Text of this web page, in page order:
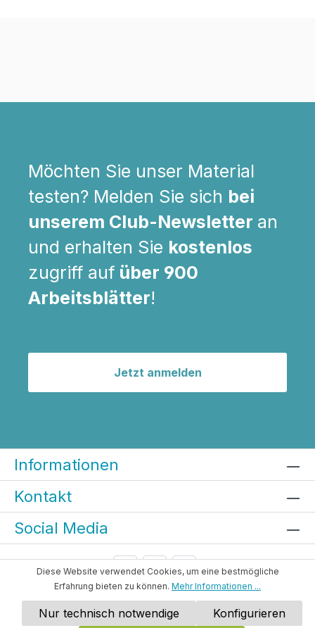
Möchten Sie unser Material
testen? Melden Sie sich bei
unserem Club-Newsletter an
und erhalten Sie kostenlos
zugriff auf über 900
Arbeitsblätter!
Jetzt anmelden
Informationen
Kontakt
Social Media
Datenschutzerklärung Impressum
Diese Website verwendet Cookies, um eine bestmögliche
Erfahrung bieten zu können. Mehr Informationen ...
Nur technisch notwendige Konfigurieren